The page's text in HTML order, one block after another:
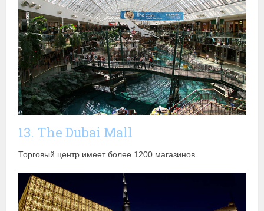
13. The Dubai Mall
Торговый центр имеет более 1200 магазинов.